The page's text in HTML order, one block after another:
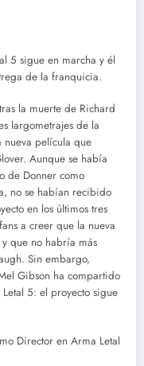
5 sigue en marcha y él
de la franquicia.
la muerte de Richard
largometrajes de la
película que
Aunque se había
de Donner como
no se habían recibido
en los últimos tres
a creer que la nueva
que no habría más
Sin embargo,
Gibson ha compartido
5: el proyecto sigue
Director en Arma Letal